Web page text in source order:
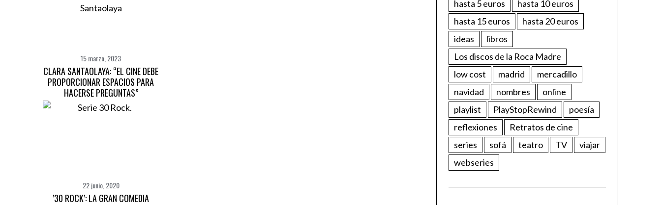
15 marzo, 2023
CLARA SANTAOLAYA: “EL CINE DEBE
PROPORCIONAR ESPACIOS PARA
HACERSE PREGUNTAS”
22 junio, 2020
’30 ROCK’: LA GRAN COMEDIA
hasta 5 euros
hasta 10 euros
hasta 15 euros
hasta 20 euros
ideas
libros
Los discos de la Roca Madre
low cost
madrid
mercadillo
navidad
nombres
online
playlist
PlayStopRewind
poesía
reflexiones
Retratos de cine
series
sofá teatro TV
viajar
webseries